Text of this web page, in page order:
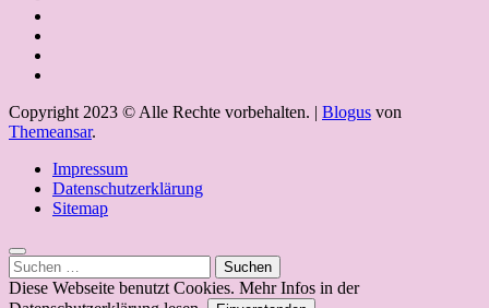
Copyright 2023 © Alle Rechte vorbehalten. | Blogus von
Themeansar.
Impressum
Datenschutzerklärung
Sitemap
Suchen
nach:
Diese Webseite benutzt Cookies. Mehr Infos in der